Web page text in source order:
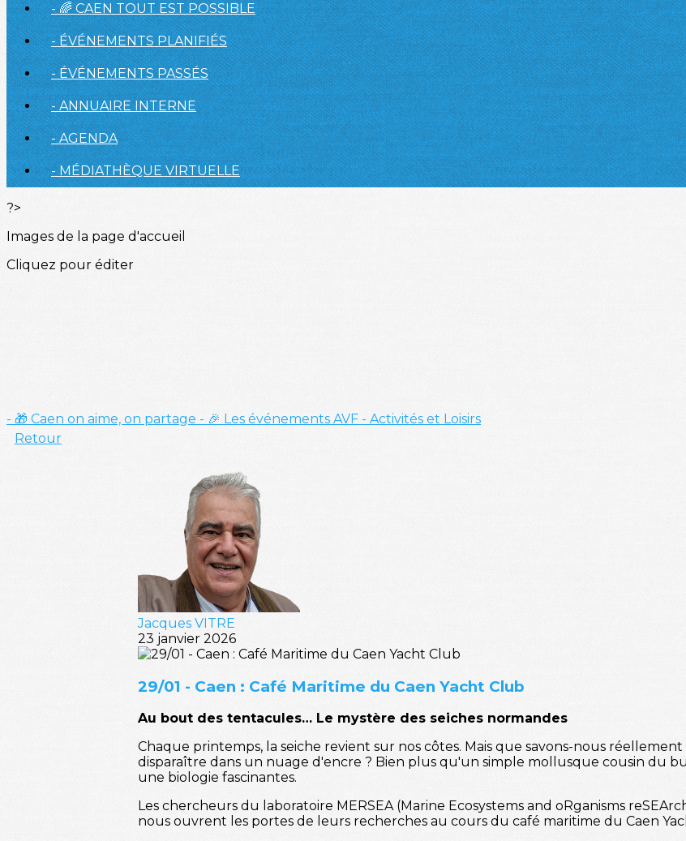
- 🌈 CAEN TOUT EST POSSIBLE
- ÉVÉNEMENTS PLANIFIÉS
- ÉVÉNEMENTS PASSÉS
- ANNUAIRE INTERNE
- AGENDA
- MÉDIATHÈQUE VIRTUELLE
?>
Images de la page d'accueil
Cliquez pour éditer
- 🎁 Caen on aime, on partage - 🎉 Les événements AVF - Activités et Loisirs
Retour
Jacques VITRE
23 janvier 2026
29/01 - Caen : Café Maritime du Caen Yacht Club
Au bout des tentacules… Le mystère des seiches normandes
Chaque printemps, la seiche revient sur nos côtes. Mais que savons-nous
disparaître dans un nuage d'encre ? Bien plus qu'un simple mollusque cousin du
une biologie fascinantes.
Les chercheurs du laboratoire MERSEA (Marine Ecosystems and oRganisms
nous ouvrent les portes de leurs recherches au cours du café maritime du Caen